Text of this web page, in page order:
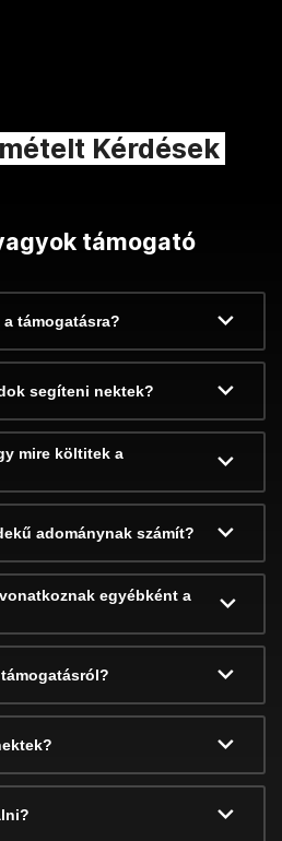
Kérdések
támogató
támogatásra?
segíteni nektek?
mire költitek a
adománynak számít?
egyébként a